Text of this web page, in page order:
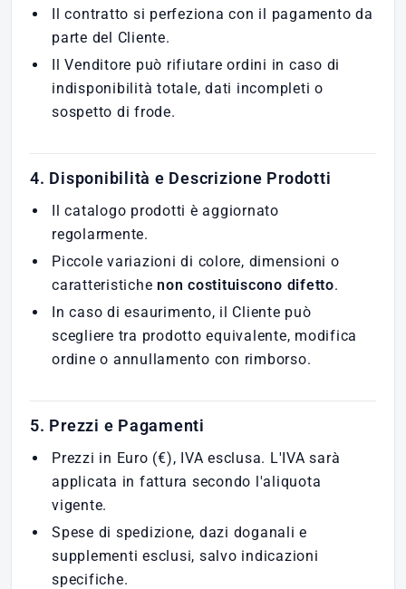
Il contratto si perfeziona con il pagamento da
parte del Cliente.
Il Venditore può rifiutare ordini in caso di
indisponibilità totale, dati incompleti o
sospetto di frode.
4. Disponibilità e Descrizione Prodotti
Il catalogo prodotti è aggiornato
regolarmente.
Piccole variazioni di colore, dimensioni o
caratteristiche non costituiscono difetto.
In caso di esaurimento, il Cliente può
scegliere tra prodotto equivalente, modifica
ordine o annullamento con rimborso.
5. Prezzi e Pagamenti
Prezzi in Euro (€), IVA esclusa. L'IVA sarà
applicata in fattura secondo l'aliquota
vigente.
Spese di spedizione, dazi doganali e
supplementi esclusi, salvo indicazioni
specifiche.